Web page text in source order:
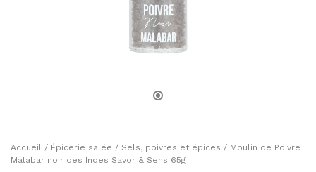
SELS, POIVRES ET ÉPICES
MOUTARDES
SELS, POIVRES ET ÉPICES
HUILES ET VINAIGRES
CHOCOLATS ET SPÉCIALITÉS
Accueil / Épicerie salée / Sels, poivres et épices / Moulin de Poivre
Malabar noir des Indes Savor & Sens 65g